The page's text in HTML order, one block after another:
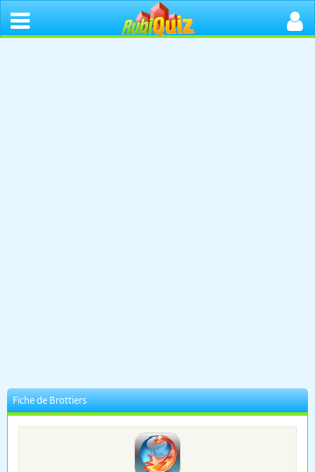
Fiche de Brottiers